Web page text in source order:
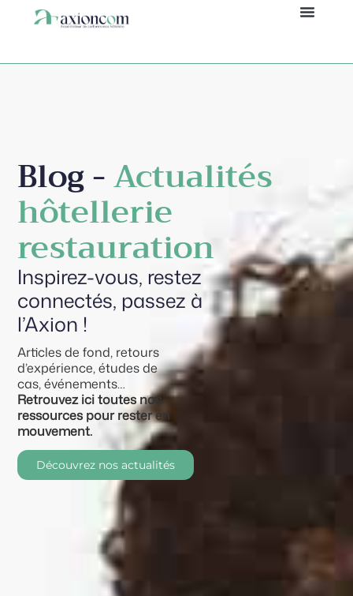
Panneau de gestion des cookies
Blog -Actualités
hôtellerie
restauration
Inspirez-vous, restez
connectés, passez à
l’Axion !
Articles de fond, retours
d’expérience, études de
cas, événements…
Retrouvez ici toutes nos
ressources pour rester en
mouvement.
Découvrez nos actualités